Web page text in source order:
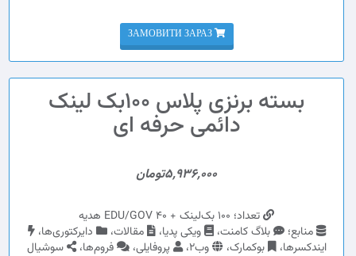
ЗАМОВИТИ ЗАРАЗ
بسته برنزی پلاس 100بک لینک
دائمی حرفه ای
5,936,000تومان
تعداد؛ 100 بک‌لینک + 40 EDU/GOV هدیه
منابع؛
بلاگ کامنت، ویکی پدیا، مقالات،
دایرکتوری‌ها،
ایندکسرها،
بوکمارک، وب2، پروفایلی، فروم‌ها،
سوشیال